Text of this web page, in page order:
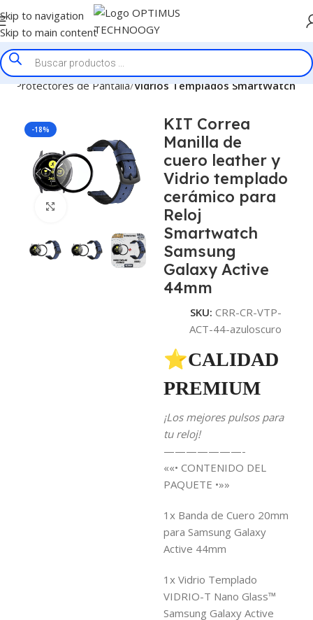
Skip to navigation
Skip to main content
Protectores de Pantalla Vidrios Templados SmartWatch
-18%
Click to enlarge
KIT Correa
Manilla de
cuero leather y
Vidrio templado
cerámico para
Reloj
Smartwatch
Samsung
Galaxy Active
44mm
SKU: CRR-CR-VTP-
ACT-44-azuloscuro
⭐CALIDAD
PREMIUM
¡Los mejores pulsos para
tu reloj!
———————-
««• CONTENIDO DEL
PAQUETE •»»
1x Banda de Cuero 20mm
para Samsung Galaxy
Active 44mm
1x Vidrio Templado
VIDRIO-T Nano Glass™
Samsung Galaxy Active